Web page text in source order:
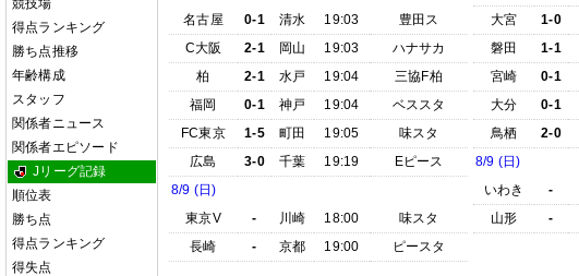
競技場
得点ランキング
勝ち点推移
年齢構成
スタッフ
関係者ニュース
関係者エピソード
Jリーグ記録
順位表
勝ち点
得点ランキング
得失点
名古屋
0-1 清水 19:03
豊田ス
C大阪
2-1 岡山 19:03
ハナサカ
柏
2-1 水戸 19:04
三協F柏
福岡
0-1 神戸 19:04
ベススタ
FC東京
1-5 町田 19:05
味スタ
広島
3-0 千葉 19:19
Eピース
8/9 (日)
東京V
- 川崎 18:00
味スタ
長崎
- 京都 19:00 ピースタ
大宮
1-0
磐田
1-1
宮崎
0-1
大分
0-1
鳥栖
2-0
8/9 (日)
いわき
-
山形
-